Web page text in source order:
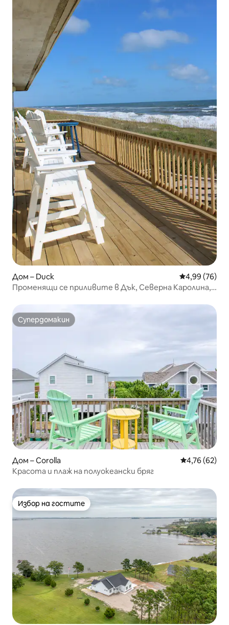
Дом – Duck Средна
4,99 (76)
Променящи се приливите в Дък, Северна Каролина,
Супердомакин
Супердомакин
Дом – Corolla Средна
4,76 (62)
Красота и плаж на полуокеански бряг
Избор на гостите
Избор на гостите